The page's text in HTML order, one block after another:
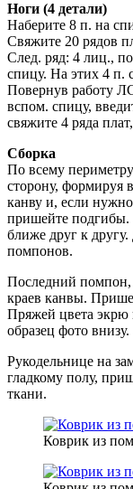
Ноги (4 детали)
Наберите 8 п. на
Свяжите 20 рядов
След. ряд: 4 лиц.,
спицу. На этих 4 п.
Повернув работу
вспом. спицу,
свяжите 4 ряда
Сборка
По всему
сторону, формируя
канву и, если
пришейте
ближе друг к
помпонов.
Последний помпон,
краев канвы.
Пряжей цвета экрю
образец фото
Рукодельнице на
гладкому полу,
ткани.
Коврик из